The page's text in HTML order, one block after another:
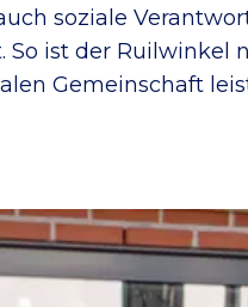
soziale
ist der Ruilwinkel
Gemeinschaft